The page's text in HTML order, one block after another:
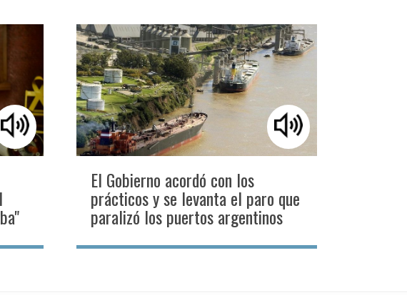
El Gobierno acordó con los
prácticos y se levanta el paro que
paralizó los puertos argentinos